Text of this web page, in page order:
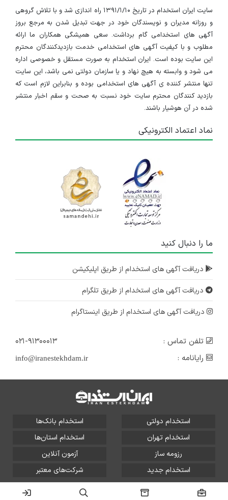
سایت ایران استخدام در تاریخ ۱۳۹۱/۱/۱۰ راه اندازی شد و با تلاش گروهی
و روزانه مدیران و نویسندگان خود در جهت تبدیل شدن به مرجع بروز
آگهی های استخدامی گام برداشت. سعی همیشگی همکاران ما ارائه
مطلوب و با کیفیت آگهی های استخدامی خدمت بازدیدکنندگان محترم
این سایت بوده است. ایران استخدام به صورت مستقل و خصوصی اداره
می شود و وابسته به هیچ نهاد و یا سازمان دولتی نمی باشد، این سایت
تنها منتشر کننده ی آگهی های استخدامی بوده و بنابراین لازم است که
بازدید کنندگان محترم سایت خود نسبت به صحت و سقم اخبار منتشر
شده در آن هوشیار باشند.
نماد اعتماد الکترونیکی
ما را دنبال کنید
دریافت آگهی های استخدام از طریق اپلیکیشن
دریافت آگهی های استخدام از طریق تلگرام
دریافت آگهی های استخدام از طریق اینستاگرام
تلفن تماس :
۰۲۱-۹۱۳۰۰۰۱۳
رایانامه :
info@iranestekhdam.ir
استخدام دولتی
استخدام بانک‌ها
استخدام تهران
استخدام استان‌ها
رزومه ساز
آزمون آنلاین
استخدام جدید
شرکت‌های معتبر
تمامی حقوق این سایت برای آلتین سیستم محفوظ است و هر
گونه سوءاستفاده از آن پیگرد قانونی دارد.